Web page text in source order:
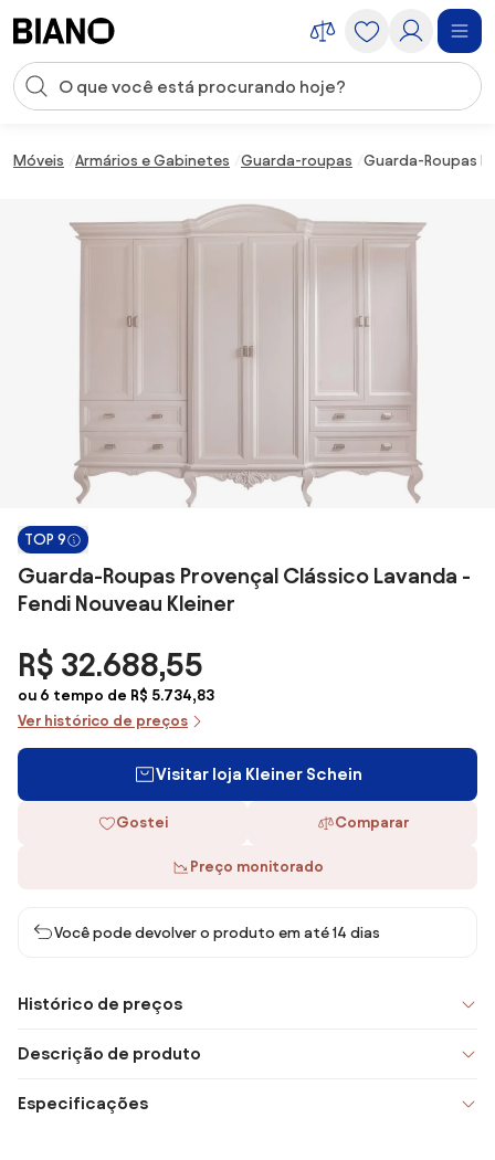
Entrada de pesquisa
Móveis Armários e Gabinetes Guarda-roupas Guarda-Roupas
TOP 9
Guarda-Roupas Provençal Clássico Lavanda -
Fendi Nouveau Kleiner
R$ 32.688,55
ou 6 tempo de R$ 5.734,83
Ver histórico de preços
Visitar loja Kleiner Schein
Gostei Comparar
Preço monitorado
Você pode devolver o produto em até 14 dias
Histórico de preços
Descrição de produto
Especificações